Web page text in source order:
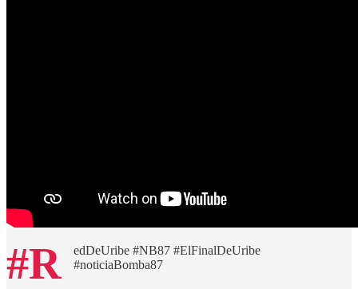
#R
edDeUribe #NB87 #ElFinalDeUribe
#noticiaBomba87